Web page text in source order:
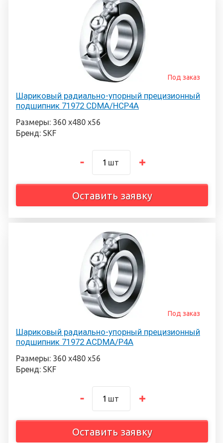
Шариковый радиально-упорный прецизионный
подшипник 71972 CDMA/HCP4A
Под заказ
Размеры: 360 х480 х56
Бренд: SKF
шт
Оставить заявку
Шариковый радиально-упорный прецизионный
подшипник 71972 ACDMA/P4A
Под заказ
Размеры: 360 х480 х56
Бренд: SKF
шт
Оставить заявку